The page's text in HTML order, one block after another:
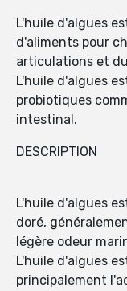
L'huile d'algues
d'aliments pour
articulations et
L'huile d'algues
probiotiques
intestinal.
DESCRIPTION
L'huile d'algues
doré,
légère odeur
L'huile d'algues
principalement